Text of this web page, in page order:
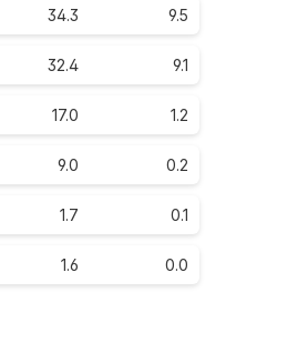
34.3 9.5
32.4 9.1
17.0 1.2
9.0 0.2
1.7 0.1
1.6 0.0